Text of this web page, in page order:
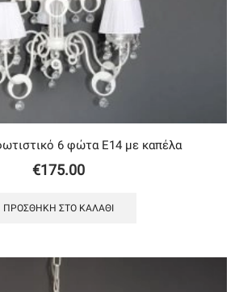
6 φώτα Ε14 με καπέλα
€175.00
ΠΡΟΣΘΉΚΗ ΣΤΟ ΚΑΛΆΘΙ